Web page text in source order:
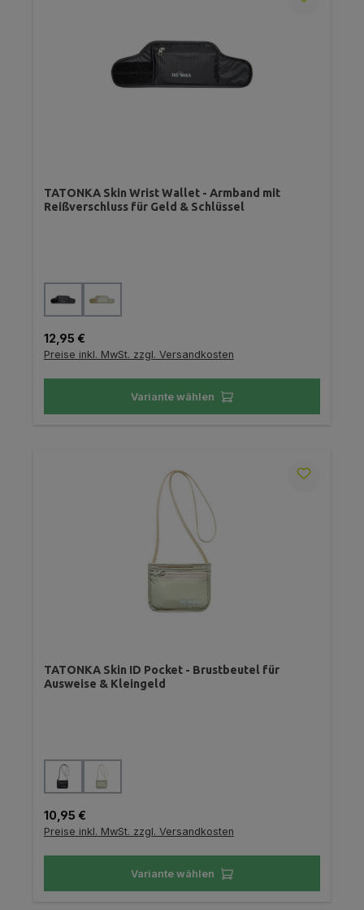
TATONKA Skin Wrist Wallet - Armband mit
Reißverschluss für Geld & Schlüssel
Farbe
Regulärer Preis:
12,95 €
Preise inkl. MwSt. zzgl. Versandkosten
Variante wählen
TATONKA Skin ID Pocket - Brustbeutel für
Ausweise & Kleingeld
Farbe
Regulärer Preis:
10,95 €
Preise inkl. MwSt. zzgl. Versandkosten
Variante wählen